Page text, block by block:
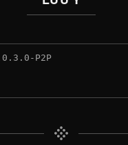
P2P